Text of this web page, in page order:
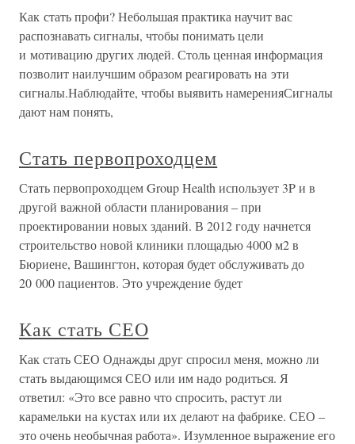
Как стать профи? Небольшая практика научит вас
распознавать сигналы, чтобы понимать цели
и мотивацию других людей. Столь ценная информация
позволит наилучшим образом реагировать на эти
сигналы.Наблюдайте, чтобы выявить намеренияСигналы
дают нам понять,
Стать первопроходцем
Стать первопроходцем Group Health использует 3P и в
другой важной области планирования – при
проектировании новых зданий. В 2012 году начнется
строительство новой клиники площадью 4000 м2 в
Бюриене, Вашингтон, которая будет обслуживать до
20 000 пациентов. Это учреждение будет
Как стать СЕО
Как стать СЕО Однажды друг спросил меня, можно ли
стать выдающимся СЕО или им надо родиться. Я
ответил: «Это все равно что спросить, растут ли
карамельки на кустах или их делают на фабрике. СЕО –
это очень необычная работа». Изумленное выражение его